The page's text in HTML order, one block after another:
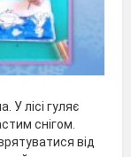
У лісі гуляє
снігом.
від